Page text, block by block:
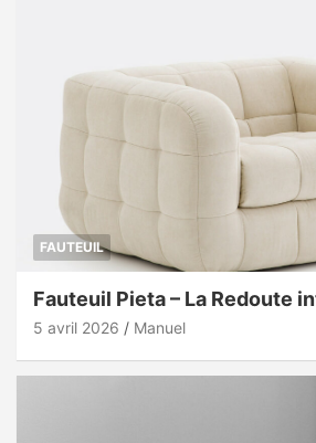
FAUTEUIL
Fauteuil Pieta – La Redoute
5 avril 2026 Manuel